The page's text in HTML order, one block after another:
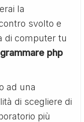
la
svolto e
di computer tu
php
ad una
di scegliere di
più